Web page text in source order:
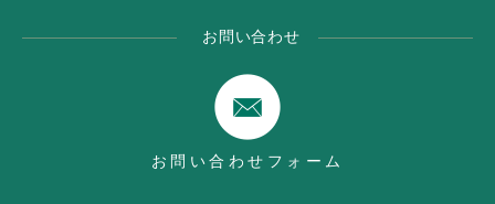
お問い合わせ
お問い合わせフォーム